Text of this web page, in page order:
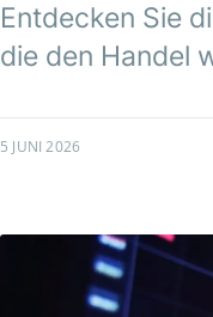
Entdecken Sie
die den Handel
5 JUNI 2026